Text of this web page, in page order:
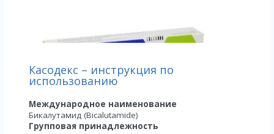
Касодекс – инструкция по
использованию
Международное наименование
Бикалутамид (Bicalutamide)
Групповая принадлежность